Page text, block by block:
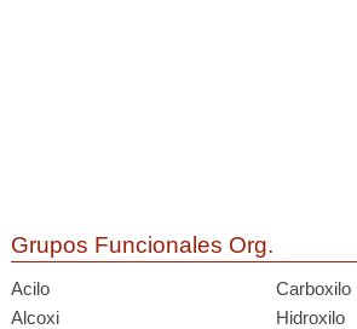
Grupos Funcionales Org.
Acilo
Carboxilo
Alcoxi
Hidroxilo